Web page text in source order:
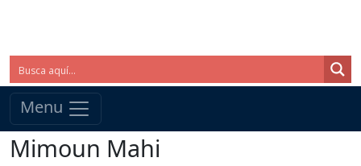
Menu
Mimoun Mahi